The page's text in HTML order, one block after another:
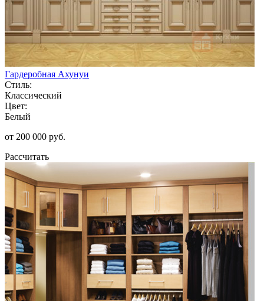
Гардеробная Ахунуи
Стиль:
Классический
Цвет:
Белый
от 200 000 руб.
Рассчитать